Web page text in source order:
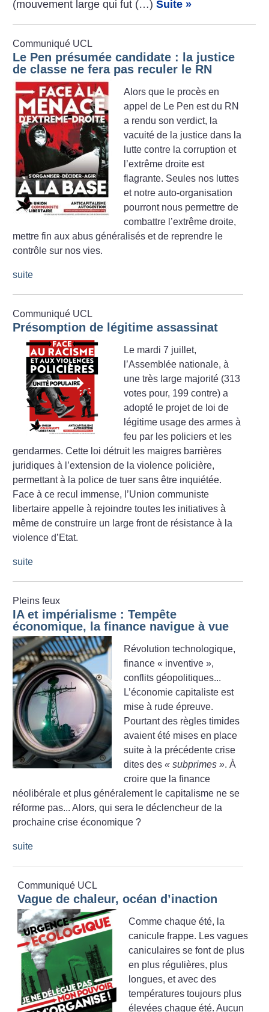
(mouvement large qui fut (…)Suite »
Communiqué UCL
Le Pen présumée candidate : la justice
de classe ne fera pas reculer le RN
Alors que le procès en
appel de Le Pen est du RN
a rendu son verdict, la
vacuité de la justice dans la
lutte contre la corruption et
l’extrême droite est
flagrante. Seules nos luttes
et notre auto-organisation
pourront nous permettre de
combattre l’extrême droite,
mettre fin aux abus généralisés et de reprendre le
contrôle sur nos vies.
suite
Communiqué UCL
Présomption de légitime assassinat
Le mardi 7 juillet,
l’Assemblée nationale, à
une très large majorité (313
votes pour, 199 contre) a
adopté le projet de loi de
légitime usage des armes à
feu par les policiers et les
gendarmes. Cette loi détruit les maigres barrières
juridiques à l’extension de la violence policière,
permettant à la police de tuer sans être inquiétée.
Face à ce recul immense, l’Union communiste
libertaire appelle à rejoindre toutes les initiatives à
même de construire un large front de résistance à la
violence d’Etat.
suite
Pleins feux
IA et impérialisme : Tempête
économique, la finance navigue à vue
Révolution technologique,
finance « inventive »,
conflits géopolitiques...
L’économie capitaliste est
mise à rude épreuve.
Pourtant des règles timides
avaient été mises en place
suite à la précédente crise
dites des« subprimes ». À
croire que la finance
néolibérale et plus généralement le capitalisme ne se
réforme pas... Alors, qui sera le déclencheur de la
prochaine crise économique ?
suite
Communiqué UCL
Vague de chaleur, océan d’inaction
Comme chaque été, la
canicule frappe. Les vagues
caniculaires se font de plus
en plus régulières, plus
longues, et avec des
températures toujours plus
élevées chaque été. Aucun